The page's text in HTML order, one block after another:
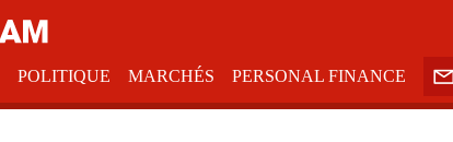
POLITIQUE MARCHÉS PERSONAL FINANCE 